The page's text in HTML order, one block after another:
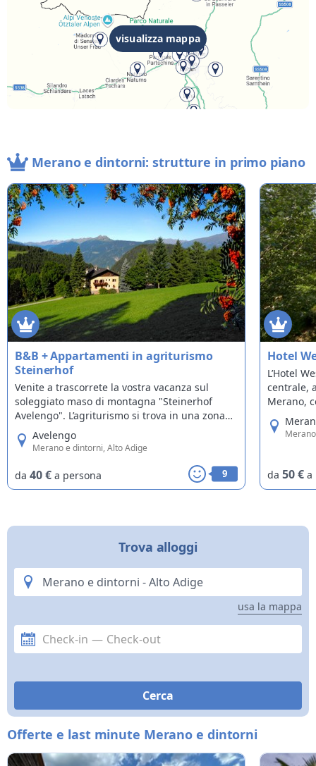
visualizza mappa
Merano e dintorni: strutture in primo piano
B&B + Appartamenti in agriturismo
Steinerhof
Venite a trascorrete la vostra vacanza sul
soleggiato maso di montagna "Steinerhof
Avelengo". L’agriturismo si trova in una zona
tranquilla, a un’altitudine di 1290m su un
altipiano sopra la conca di Merano.
Avelengo
Merano e dintorni, Alto Adige
da 40 € a persona 9
Hotel
L’Hotel
centrale,
Merano,
offre la
da50 € a
Trova alloggi
usa la mappa
Check-in — Check-out
Offerte e last minute Merano e dintorni